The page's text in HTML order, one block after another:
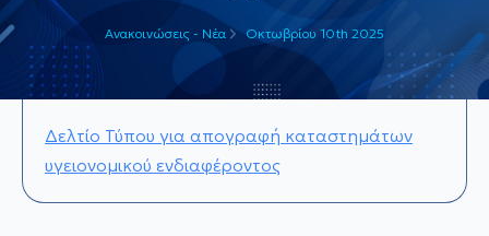
Ανακοινώσεις - Νέα Οκτωβρίου 10th 2025
Δελτίο Τύπου για απογραφή καταστημάτων
υγειονομικού ενδιαφέροντος